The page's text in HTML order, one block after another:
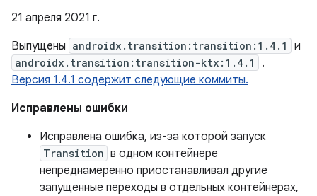
21 апреля 2021 г.
Выпущены androidx.transition:transition:1.4.1 и
androidx.transition:transition-ktx:1.4.1
.
Версия 1.4.1 содержит следующие коммиты.
Исправлены ошибки
Исправлена ​​ошибка, из-за которой запуск
Transition в одном контейнере
непреднамеренно приостанавливал другие
запущенные переходы в отдельных контейнерах,